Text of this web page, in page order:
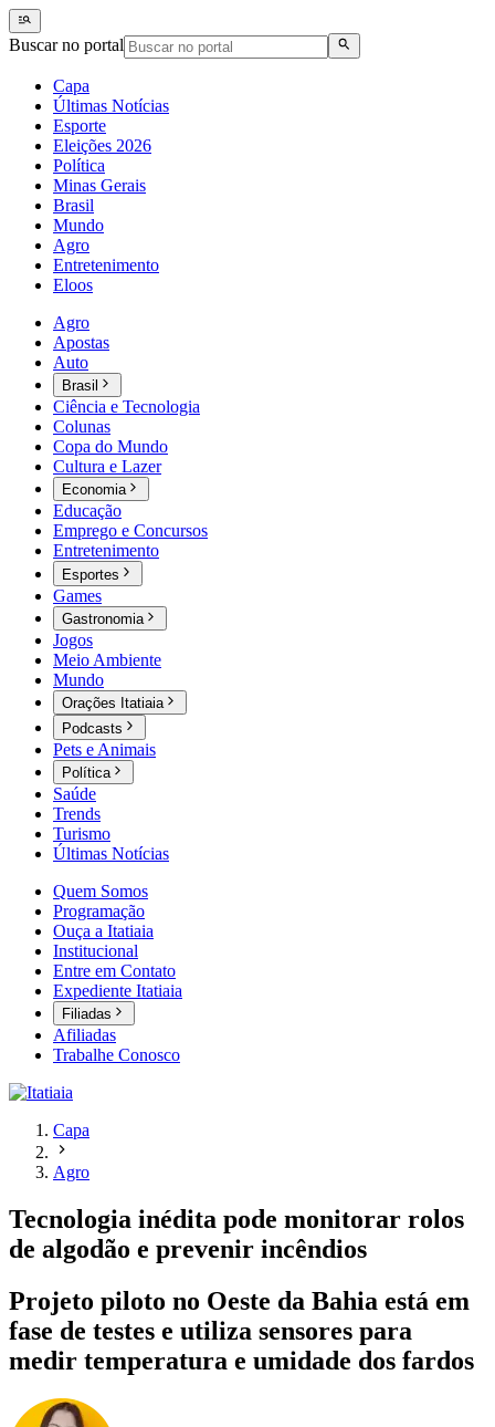
Buscar no portal
Capa
Últimas Notícias
Esporte
Eleições 2026
Política
Minas Gerais
Brasil
Mundo
Agro
Entretenimento
Eloos
Agro
Apostas
Auto
Brasil
Ciência e Tecnologia
Colunas
Copa do Mundo
Cultura e Lazer
Economia
Educação
Emprego e Concursos
Entretenimento
Esportes
Games
Gastronomia
Jogos
Meio Ambiente
Mundo
Orações Itatiaia
Podcasts
Pets e Animais
Política
Saúde
Trends
Turismo
Últimas Notícias
Quem Somos
Programação
Ouça a Itatiaia
Institucional
Entre em Contato
Expediente Itatiaia
Filiadas
Afiliadas
Trabalhe Conosco
Capa
Agro
Tecnologia inédita pode monitorar rolos
de algodão e prevenir incêndios
Projeto piloto no Oeste da Bahia está em
fase de testes e utiliza sensores para
medir temperatura e umidade dos fardos